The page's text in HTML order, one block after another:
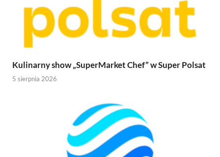
Kulinarny show „SuperMarket Chef” w Super Polsat
5 sierpnia 2026